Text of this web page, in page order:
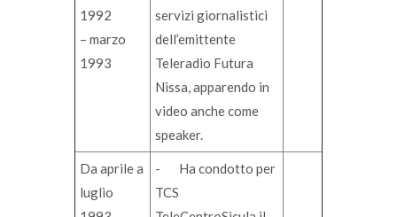
1992
– marzo
1993
servizi giornalistici
dell’emittente
Teleradio Futura
Nissa, apparendo in
video anche come
speaker.
Da aprile a
luglio
- Ha condotto per
TCS